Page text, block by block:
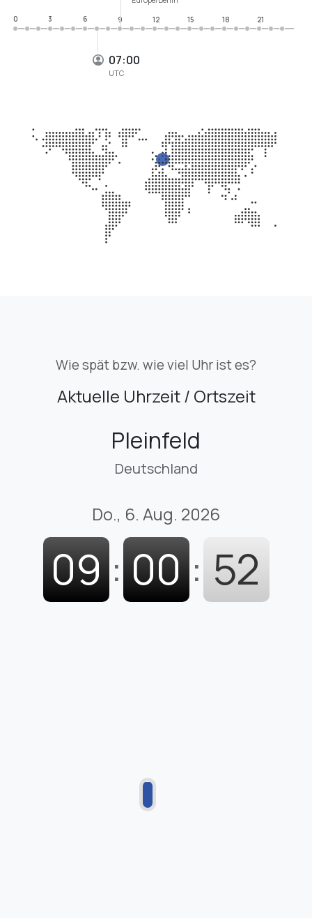
07:00
UTC
0
3 6 9 12 15 18 21
Wie spät bzw. wie viel Uhr ist es?
Aktuelle Uhrzeit / Ortszeit
Pleinfeld
Deutschland
Do., 6. Aug. 2026
09 : 00 : 52